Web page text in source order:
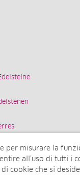
piedras preciosas
per misurare la
all’uso di tutti i
cookie che si